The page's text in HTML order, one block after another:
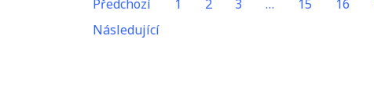
Předchozí 1 2 3 … 15 16
Následující